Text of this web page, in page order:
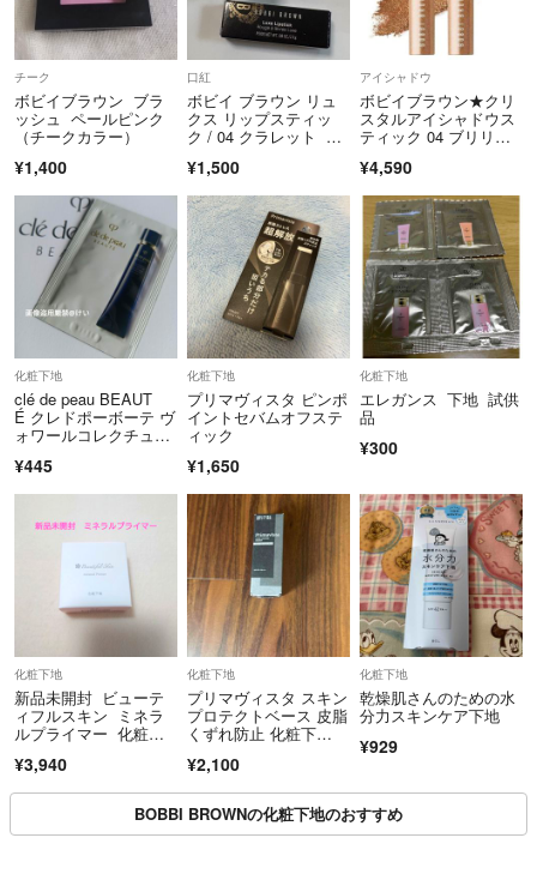
チーク
ボビイブラウン ブラ
ッシュ ペールピンク
（チークカラー）
¥1,400
口紅
ボビイ ブラウン リュ
クス リップスティッ
ク / 04 クラレット 2.
¥1,500
アイシャドウ
ボビイブラウン★クリ
スタルアイシャドウス
ティック 04 ブリリア
¥4,590
化粧下地
clé de peau BEAUT
É クレドポーボーテ ヴ
ォワールコレクチュー
堂 クレド ベース プラ
イマー
¥445
化粧下地
プリマヴィスタ ピンポ
イントセバムオフステ
ィック
¥1,650
化粧下地
エレガンス 下地 試供
品
¥300
化粧下地
新品未開封 ビューテ
ィフルスキン ミネラ
ルプライマー 化粧下
¥3,940
化粧下地
プリマヴィスタ スキン
プロテクトベース 皮脂
くずれ防止 化粧下
ml)
¥2,100
化粧下地
乾燥肌さんのための水
分力スキンケア下地
¥929
BOBBI BROWNの化粧下地のおすすめ